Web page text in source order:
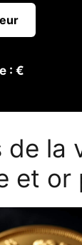
: €
de la
et or